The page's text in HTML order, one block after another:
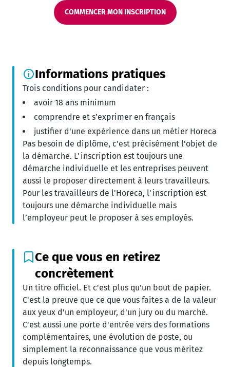
COMMENCER MON INSCRIPTION
Informations pratiques
Trois conditions pour candidater :
avoir 18 ans minimum
comprendre et s’exprimer en français
justifier d'une expérience dans un métier Horeca
Pas besoin de diplôme, c'est précisément l'objet de
la démarche. L'inscription est toujours une
démarche individuelle et les entreprises peuvent
aussi le proposer directement à leurs travailleurs.
Pour les travailleurs de l'Horeca, l'inscription est
toujours une démarche individuelle mais
l’employeur peut le proposer à ses employés.
Ce que vous en retirez
concrètement
Un titre officiel. Et c'est plus qu'un bout de papier.
C'est la preuve que ce que vous faites a de la valeur
aux yeux d'un employeur, d'un jury ou du marché.
C'est aussi une porte d'entrée vers des formations
complémentaires, une évolution de poste, ou
simplement la reconnaissance que vous méritez
depuis longtemps.